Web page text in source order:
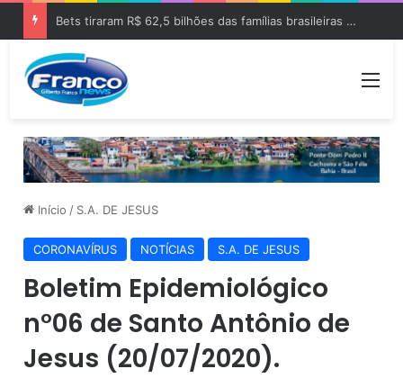
Bets tiraram R$ 62,5 bilhões das famílias brasileiras em 2025
Início / S.A. DE JESUS
CORONAVÍRUS NOTÍCIAS S.A. DE JESUS
Boletim Epidemiológico
n°06 de Santo Antônio de
Jesus (20/07/2020).